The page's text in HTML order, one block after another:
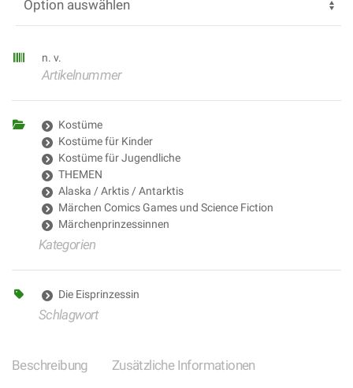
n. v.
Artikelnummer
Kostüme
Kostüme für Kinder
Kostüme für Jugendliche
THEMEN
Alaska / Arktis / Antarktis
Märchen Comics Games und Science Fiction
Märchenprinzessinnen
Kategorien
Die Eisprinzessin
Schlagwort
Beschreibung Zusätzliche Informationen